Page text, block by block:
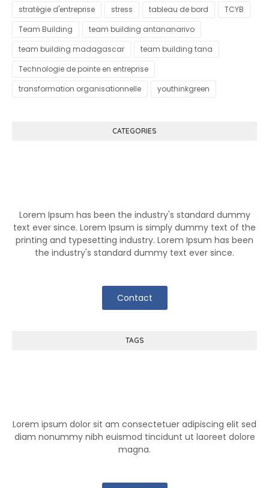
stratégie d'entreprise
stress tableau de bord
TCYB
Team Building
team building antananarivo
team building madagascar
team building tana
Technologie de pointe en entreprise
transformation organisationnelle
youthinkgreen
CATEGORIES
Lorem Ipsum has been the industry's standard dummy
text ever since. Lorem Ipsum is simply dummy text of the
printing and typesetting industry. Lorem Ipsum has been
the industry's standard dummy text ever since.
Contact
TAGS
Lorem ipsum dolor sit am consectetuer adipiscing elit sed
diam nonummy nibh euismod tincidunt ut laoreet dolore
magna.